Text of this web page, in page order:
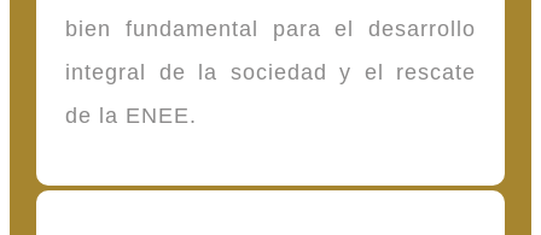
bien fundamental para el desarrollo
integral de la sociedad y el rescate
de la ENEE.